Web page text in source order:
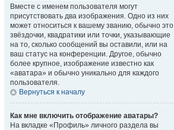
Вместе с именем пользователя могут
присутствовать два изображения. Одно из них
может относиться к вашему званию, обычно это
звёздочки, квадратики или точки, указывающие
на то, сколько сообщений вы оставили, или на
ваш статус на конференции. Другое, обычно
более крупное, изображение известно как
«аватара» и обычно уникально для каждого
пользователя.
Вернуться к началу
Как мне включить отображение аватары?
На вкладке «Профиль» личного раздела вы